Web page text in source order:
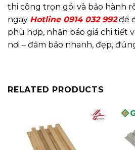
thi công trọn gói và bảo hành
ngay Hotline 0914 032 992để
phù hợp, nhận báo giá chi tiết
nơi – đảm bảo nhanh, đẹp,
RELATED PRODUCTS